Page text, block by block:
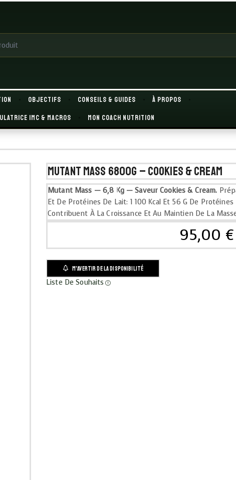
OBJECTIFS Conseils & Guides À propos
IMC & macros Mon coach nutrition
Mutant Mass 6800g – Cookies & Cream
Mutant Mass — 6,8 Kg — Saveur Cookies & Cream.
Et De Protéines De Lait: 1 100 Kcal Et 56 G De
Contribuent À La Croissance Et Au Maintien De La
95,00 €
M'AVERTIR DE LA DISPONIBILITÉ
Liste De Souhaits